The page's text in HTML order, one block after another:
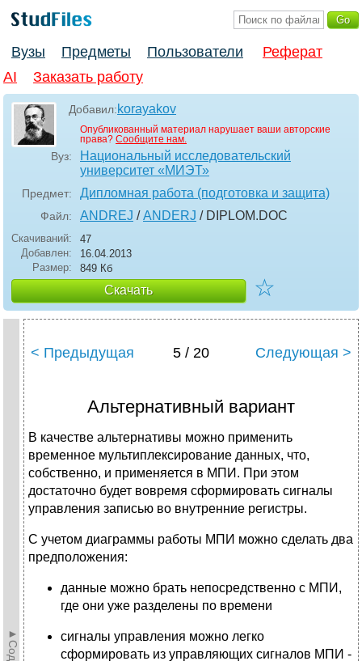
Вузы Предметы Пользователи
Реферат
AI
Заказать работу
Добавил:korayakov
Опубликованный материал нарушает ваши авторские
права? Сообщите нам.
Вуз:
Национальный исследовательский
университет «МИЭТ»
Предмет: Дипломная работа (подготовка и защита)
Файл: ANDREJ /ANDERJ / DIPLOM.DOC
Скачиваний:
47
Добавлен:
16.04.2013
Размер:
849 Кб
Скачать ☆
< Предыдущая 5 / 20 Следующая >
Альтернативный вариант
В качестве альтернативы можно применить
временное мультиплексирование данных, что,
собственно, и применяется в МПИ. При этом
достаточно будет вовремя сформировать сигналы
управления записью во внутренние регистры.
С учетом диаграммы работы МПИ можно сделать два
предположения:
данные можно брать непосредственно с МПИ,
где они уже разделены по времени
сигналы управления можно легко
сформировать из управляющих сигналов МПИ -